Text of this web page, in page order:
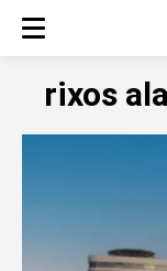
rixos